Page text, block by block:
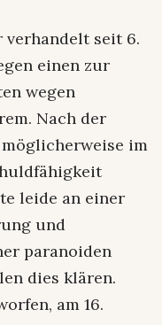
verhandelt seit 6.
einen zur
wegen
Nach der
im
leide an einer
und
paranoiden
dies klären.
am 16.